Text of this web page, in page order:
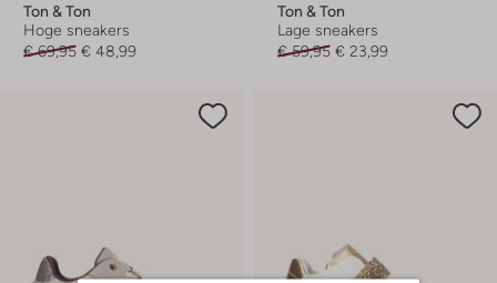
Ton & Ton
Hoge sneakers
€ 69,95 € 48,99
Ton & Ton
Lage sneakers
€ 59,95 € 23,99